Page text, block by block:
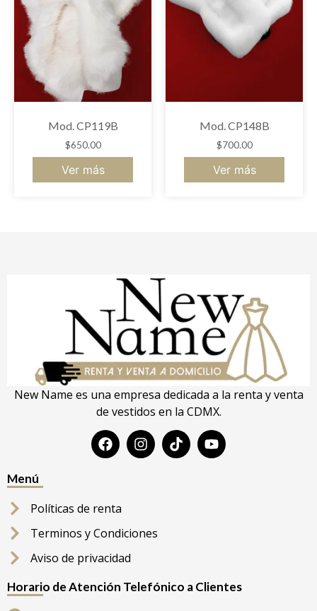
Mod. CP119B
$650.00
Ver más
Mod. CP148B
$700.00
Ver más
New Name es una empresa dedicada a la renta y venta
de vestidos en la CDMX.
Menú
Políticas de renta
Terminos y Condiciones
Aviso de privacidad
Horario de Atención Telefónico a Clientes